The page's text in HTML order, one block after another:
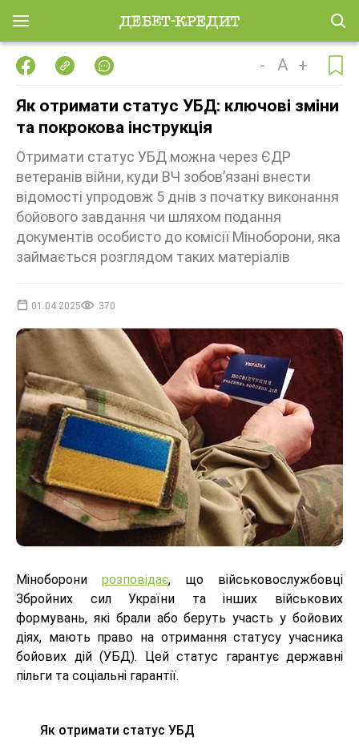
- A +
Як отримати статус УБД: ключові зміни
та покрокова інструкція
Отримати статус УБД можна через ЄДР
ветеранів війни, куди ВЧ зобов’язані внести
відомості упродовж 5 днів з початку виконання
бойового завдання чи шляхом подання
документів особисто до комісії Міноборони, яка
займається розглядом таких матеріалів
01.04.2025 370
Міноборонирозповідає, що військовослужбовці
Збройних сил України та інших військових
формувань, які брали або беруть участь у бойових
діях, мають право на отримання статусу учасника
бойових дій (УБД). Цей статус гарантує державні
пільги та соціальні гарантії.
Як отримати статус УБД